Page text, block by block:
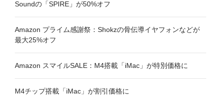
Soundの「SPIRE」が50%オフ
Amazon プライム感謝祭：Shokzの骨伝導イヤフォンなどが
最大25%オフ
Amazon スマイルSALE：M4搭載「iMac」が特別価格に
M4チップ搭載「iMac」が割引価格に